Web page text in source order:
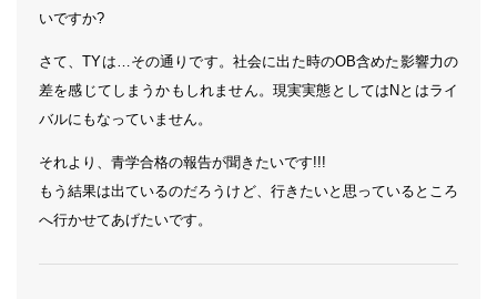
いですか?
さて、TYは…その通りです。社会に出た時のOB含めた影響力の
差を感じてしまうかもしれません。現実実態としてはNとはライ
バルにもなっていません。
それより、青学合格の報告が聞きたいです!!!
もう結果は出ているのだろうけど、行きたいと思っているところ
へ行かせてあげたいです。